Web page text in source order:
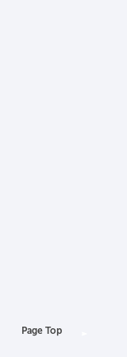
Page Top